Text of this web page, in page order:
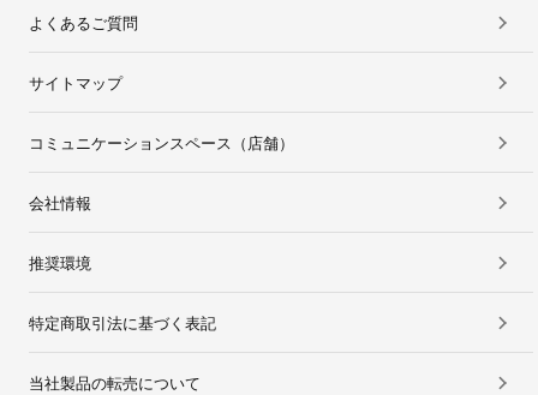
よくあるご質問
サイトマップ
コミュニケーションスペース（店舗）
会社情報
推奨環境
特定商取引法に基づく表記
当社製品の転売について